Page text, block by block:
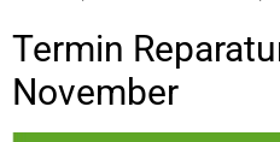
Termin
November